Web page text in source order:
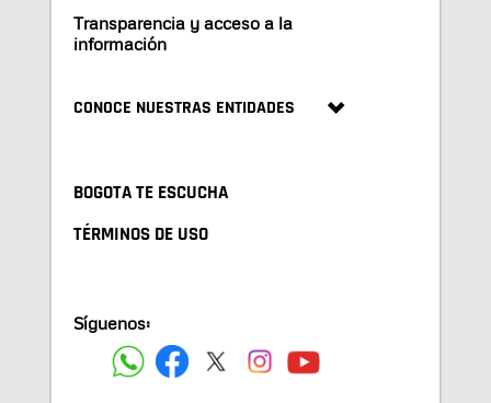
Transparencia y acceso a la
información
CONOCE NUESTRAS ENTIDADES
BOGOTA TE ESCUCHA
TÉRMINOS DE USO
Síguenos: